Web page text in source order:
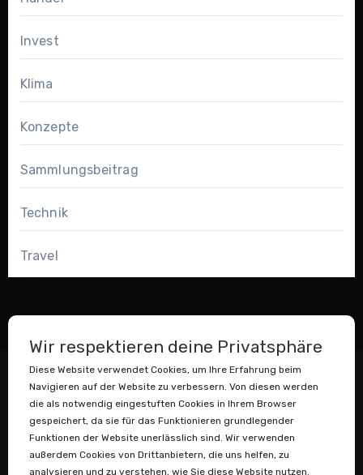
Invest
Klima
Konzepte
Sammlungsbeitrag
Technik
Travel
Wir respektieren deine Privatsphäre
Diese Website verwendet Cookies, um Ihre Erfahrung beim
Navigieren auf der Website zu verbessern. Von diesen werden
die als notwendig eingestuften Cookies in Ihrem Browser
gespeichert, da sie für das Funktionieren grundlegender
Funktionen der Website unerlässlich sind. Wir verwenden
außerdem Cookies von Drittanbietern, die uns helfen, zu
analysieren und zu verstehen, wie Sie diese Website nutzen.